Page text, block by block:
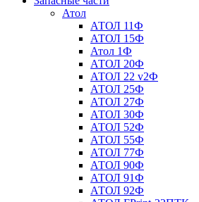
Атол
АТОЛ 11Ф
АТОЛ 15Ф
Атол 1Ф
АТОЛ 20Ф
АТОЛ 22 v2Ф
АТОЛ 25Ф
АТОЛ 27Ф
АТОЛ 30Ф
АТОЛ 52Ф
АТОЛ 55Ф
АТОЛ 77Ф
АТОЛ 90Ф
АТОЛ 91Ф
АТОЛ 92Ф